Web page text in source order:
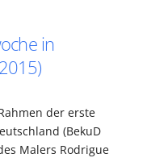
in
der erste
(BekuD
Malers Rodrigue